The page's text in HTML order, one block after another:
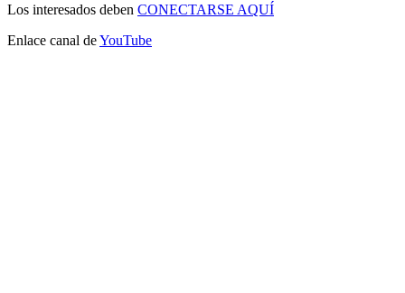
Los interesados deben CONECTARSE AQUÍ
Enlace canal deYouTube